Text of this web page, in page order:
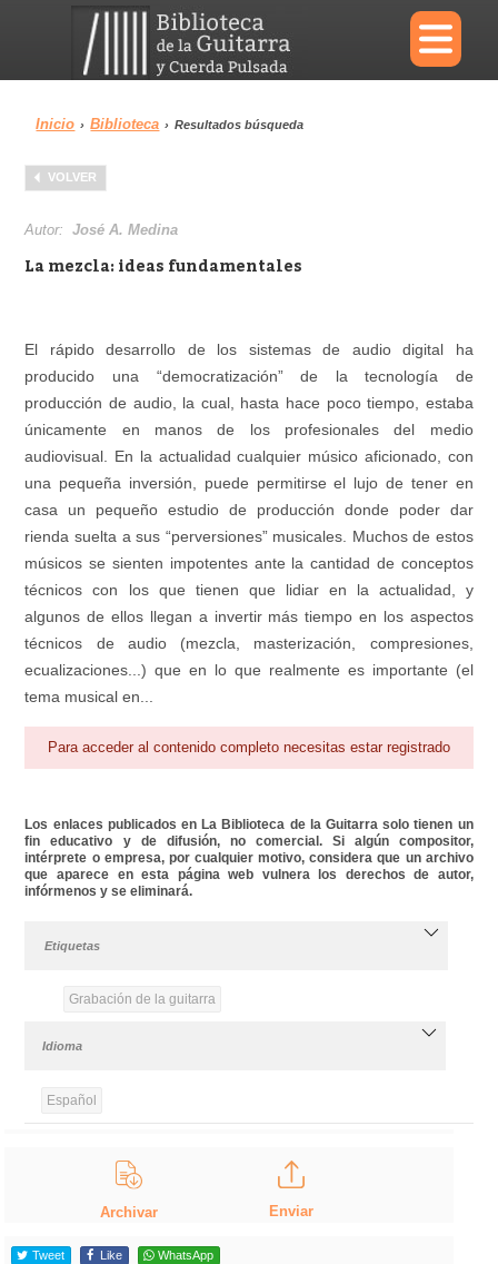
×
Menu
Biblioteca
Área personal Reproductor
Inicio › Biblioteca › Resultados búsqueda
VOLVER
Autor:José A. Medina
La mezcla: ideas fundamentales
El rápido desarrollo de los sistemas de audio digital ha
producido una “democratización” de la tecnología de
producción de audio, la cual, hasta hace poco tiempo, estaba
únicamente en manos de los profesionales del medio
audiovisual. En la actualidad cualquier músico aficionado, con
una pequeña inversión, puede permitirse el lujo de tener en
casa un pequeño estudio de producción donde poder dar
rienda suelta a sus “perversiones” musicales. Muchos de estos
músicos se sienten impotentes ante la cantidad de conceptos
técnicos con los que tienen que lidiar en la actualidad, y
algunos de ellos llegan a invertir más tiempo en los aspectos
técnicos de audio (mezcla, masterización, compresiones,
ecualizaciones...) que en lo que realmente es importante (el
tema musical en...
Para acceder al contenido completo necesitas estar registrado
Los enlaces publicados en La Biblioteca de la Guitarra solo tienen un
fin educativo y de difusión, no comercial. Si algún compositor,
intérprete o empresa, por cualquier motivo, considera que un archivo
que aparece en esta página web vulnera los derechos de autor,
infórmenos y se eliminará.
Etiquetas
Grabación de la guitarra
Idioma
Español
Archivar Enviar
Tweet Like WhatsApp